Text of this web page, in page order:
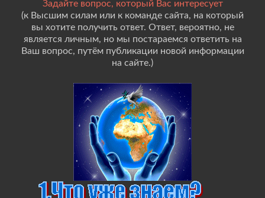
Задайте вопрос, который Вас интересует
(к Высшим силам или к команде сайта, на который
вы хотите получить ответ. Ответ, вероятно, не
является личным, но мы постараемся ответить на
Ваш вопрос, путём публикации новой информации
на сайте.)